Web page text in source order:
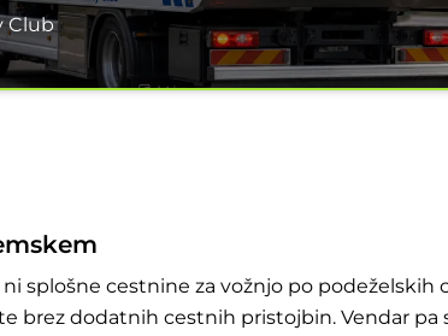
Club
splošne cestnine za vožnjo po podeželskih
brez dodatnih cestnih pristojbin. Vendar pa